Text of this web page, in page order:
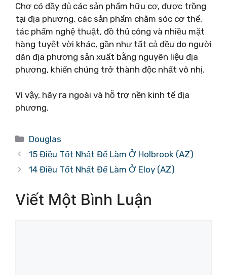
Chợ có đầy đủ các sản phẩm hữu cơ, được trồng
tại địa phương, các sản phẩm chăm sóc cơ thể,
tác phẩm nghệ thuật, đồ thủ công và nhiều mặt
hàng tuyệt vời khác, gần như tất cả đều do người
dân địa phương sản xuất bằng nguyên liệu địa
phương, khiến chúng trở thành độc nhất vô nhị.
Vì vậy, hãy ra ngoài và hỗ trợ nền kinh tế địa
phương.
Danh
mục
Douglas
15 Điều Tốt Nhất Để Làm Ở Holbrook (AZ)
14 Điều Tốt Nhất Để Làm Ở Eloy (AZ)
Viết Một Bình Luận